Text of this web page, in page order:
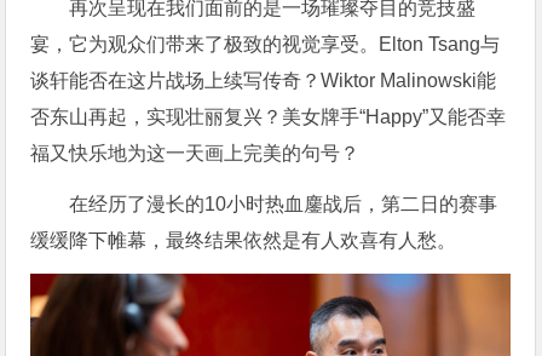
再次呈现在我们面前的是一场璀璨夺目的竞技盛
宴，它为观众们带来了极致的视觉享受。Elton Tsang与
谈轩能否在这片战场上续写传奇？Wiktor Malinowski能
否东山再起，实现壮丽复兴？美女牌手“Happy”又能否幸
福又快乐地为这一天画上完美的句号？
在经历了漫长的10小时热血鏖战后，第二日的赛事
缓缓降下帷幕，最终结果依然是有人欢喜有人愁。